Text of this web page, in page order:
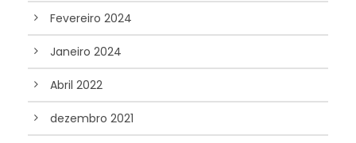
Fevereiro 2024
Janeiro 2024
Abril 2022
dezembro 2021